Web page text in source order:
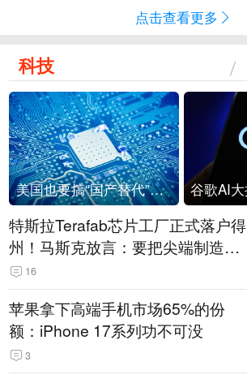
点击查看更多
科技
美国也要搞“国产替代”？先算清三笔账
特斯拉Terafab芯片工厂正式落户得
州！马斯克放言：要把尖端制造带
回美国
16
苹果拿下高端手机市场65%的份
额：iPhone 17系列功不可没
3